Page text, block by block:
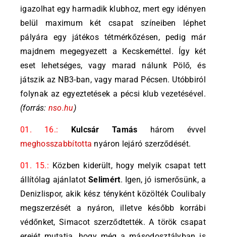
igazolhat egy harmadik klubhoz, mert egy idényen
belül maximum két csapat színeiben léphet
pályára egy játékos tétmérkőzésen, pedig már
majdnem megegyezett a Kecskeméttel. Így két
eset lehetséges, vagy marad nálunk Pölő, és
játszik az NB3-ban, vagy marad Pécsen. Utóbbiról
folynak az egyeztetések a pécsi klub vezetésével.
(forrás: nso.hu)
01. 16.: Kulcsár Tamás három évvel
meghosszabbította nyáron lejáró szerződését.
01. 15.: Közben kiderült, hogy melyik csapat tett
állítólag ajánlatotSelimért. Igen, jó ismerősünk, a
Denizlispor, akik kész tényként közölték Coulibaly
megszerzését a nyáron, illetve később korrábi
védőnket, Simacot szerződtették. A török csapat